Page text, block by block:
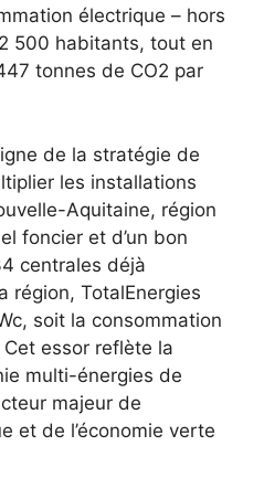
électrique – hors
500 habitants, tout en
tonnes de CO2 par
de la stratégie de
les installations
Aquitaine, région
foncier et d’un bon
centrales déjà
région, TotalEnergies
soit la consommation
essor reflète la
multi-énergies de
majeur de
et de l’économie verte